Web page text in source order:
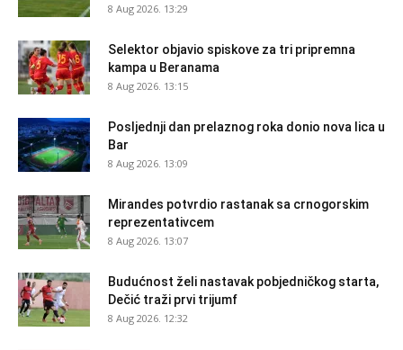
8 Aug 2026. 13:29
Selektor objavio spiskove za tri pripremna
kampa u Beranama
8 Aug 2026. 13:15
Posljednji dan prelaznog roka donio nova lica u
Bar
8 Aug 2026. 13:09
Mirandes potvrdio rastanak sa crnogorskim
reprezentativcem
8 Aug 2026. 13:07
Budućnost želi nastavak pobjedničkog starta,
Dečić traži prvi trijumf
8 Aug 2026. 12:32